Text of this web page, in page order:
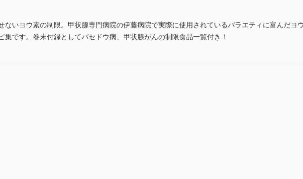
ないヨウ素の制限。甲状腺専門病院の伊藤病院で実際に使用されているバラエティに富んだヨ
集です。巻末付録としてバセドウ病、甲状腺がんの制限食品一覧付き！